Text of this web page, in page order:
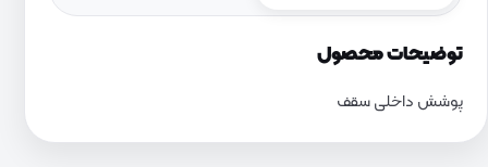
توضیحات محصول
پوشش داخلی سقف